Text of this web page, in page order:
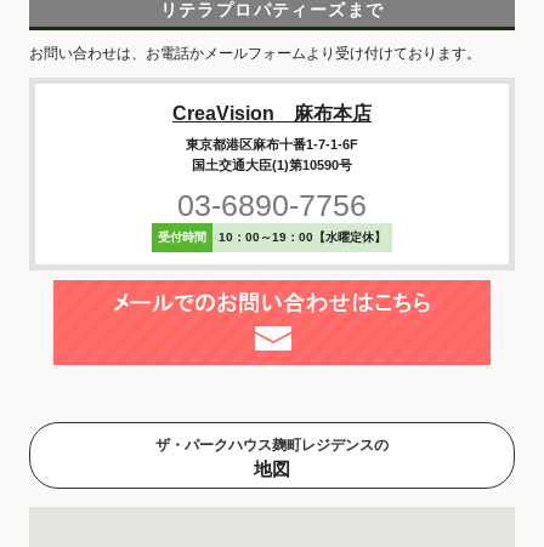
リテラプロパティーズまで
お問い合わせは、お電話かメールフォームより受け付けております。
CreaVision 麻布本店
東京都港区麻布十番1-7-1-6F
国土交通大臣(1)第10590号
03-6890-7756
受付時間 10：00～19：00【水曜定休】
ザ・パークハウス麹町レジデンスの
地図